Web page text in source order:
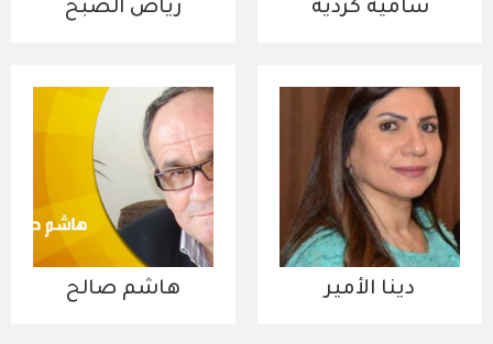
سامية كردية رياض الصبح
دينا الأمير هاشم صالح